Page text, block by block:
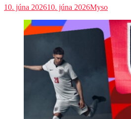
10. júna 202610. júna 2026Myso